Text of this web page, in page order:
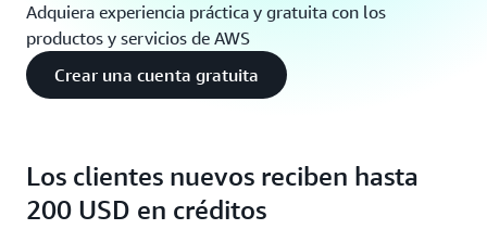
Adquiera experiencia práctica y gratuita con los
productos y servicios de AWS
Crear una cuenta gratuita
Los clientes nuevos reciben hasta
200 USD en créditos